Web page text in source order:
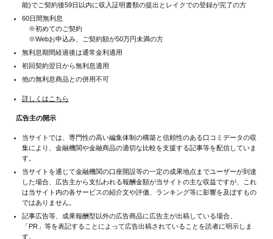
能)でご契約後59日以内に収入証明書類の提出とレイクでの登録が完了の方
60日間無利息
※初めてのご契約
※Webお申込み、ご契約額が50万円未満の方
無利息期間経過後は通常金利適用
初回契約翌日から無利息適用
他の無利息商品との併用不可
詳しくはこちら
広告主の開示
当サイトでは、専門性の高い編集体制の構築と信頼性のある口コミデータの収
集により、金融機関や金融商品の適切な比較を支援する記事等を配信していま
す。
当サイトを通じて金融機関の口座開設等の一定の成果地点までユーザーが到達
した場合、広告主から支払われる報酬金額が当サイトの主な収益ですが、これ
は当サイト内の各サービスの紹介文や評価、ランキング等に影響を及ぼすもの
ではありません。
記事広告等、成果報酬型以外の広告商品に広告主が出稿している場合、
「PR」等を表記することによって広告出稿されていることを読者に明示しま
す。